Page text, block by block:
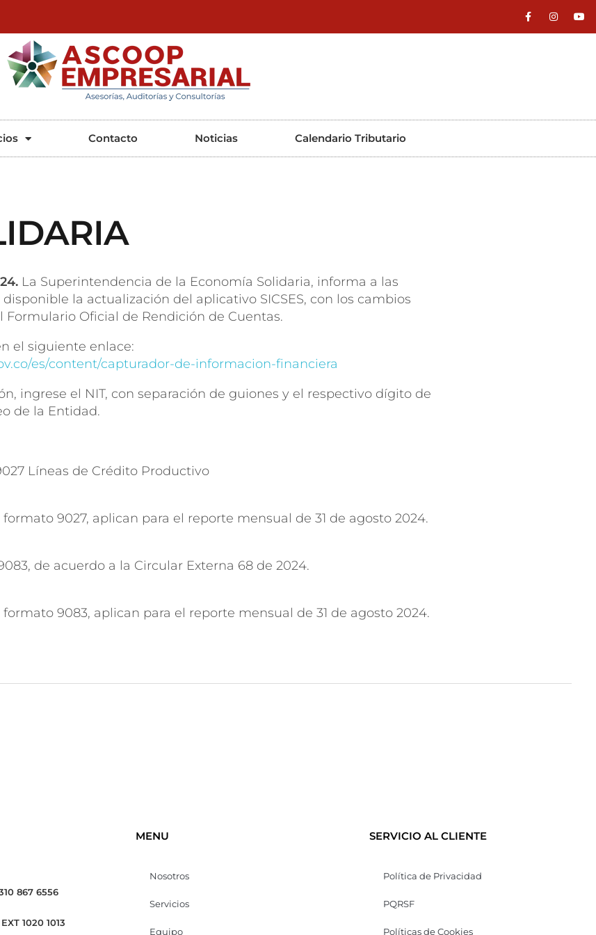
Contacto Noticias Calendario Tributario
La Superintendencia de la Economía Solidaria, informa a las
la actualización del aplicativo SICSES, con los cambios
Formulario Oficial de Rendición de Cuentas.
el siguiente enlace:
es/content/capturador-de-informacion-financiera
ingrese el NIT, con separación de guiones y el respectivo dígito de
de la Entidad.
Líneas de Crédito Productivo
9027, aplican para el reporte mensual de 31 de agosto 2024.
de acuerdo a la Circular Externa 68 de 2024.
9083, aplican para el reporte mensual de 31 de agosto 2024.
867 6556
1020 1013
MENU
Nosotros
Servicios
Equipo
SERVICIO AL CLIENTE
Política de Privacidad
PQRSF
Políticas de Cookies